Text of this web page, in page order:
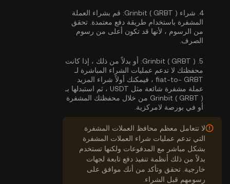
4. شراء Grinbit ( GRBT ):
قم بشراء العملة
المشفرة باستخدام طريقة دفع معتمدة. تحقق
من الرسوم ، لأنها قد تكون أعلى من رسوم
الصرف.
5.
Grinbit ( GRBT ): أو بدلاً من ذلك ، إذا كانت
محفظتك لا تدعم عمليات الشراء المباشرة لـ
fiat-to- GRBT ، فيمكنك أولاً شراء المزيد
عملة مشفرة شائعة مثل USDT ، ثم استبدلها بـ
Grinbit ( GRBT ) من خلال محفظتك المشفرة
أو في بورصة لامركزية.
لا تتعامل معظم محافظ العملات المشفرة
التي تدعم عمليات شراء العملات المشفرة
بشكل مباشر مع المدفوعات ولكنها تستخدم
بدلاً من ذلك أنظمة تنفيذ دفع تابعة لجهات
خارجية. تحقق وتأكد من أنك موافق على
رسومهم قبل الشراء.